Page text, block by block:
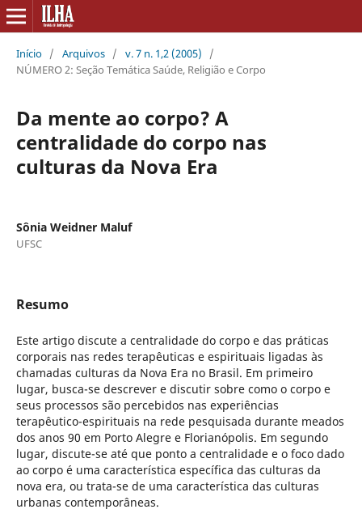
Início / Arquivos / v. 7 n. 1,2 (2005)
/
NÚMERO 2: Seção Temática Saúde, Religião e Corpo
Da mente ao corpo? A
centralidade do corpo nas
culturas da Nova Era
Sônia Weidner Maluf
UFSC
Resumo
Este artigo discute a centralidade do corpo e das práticas
corporais nas redes terapêuticas e espirituais ligadas às
chamadas culturas da Nova Era no Brasil. Em primeiro
lugar, busca-se descrever e discutir sobre como o corpo e
seus processos são percebidos nas experiências
terapêutico-espirituais na rede pesquisada durante meados
dos anos 90 em Porto Alegre e Florianópolis. Em segundo
lugar, discute-se até que ponto a centralidade e o foco dado
ao corpo é uma característica específica das culturas da
nova era, ou trata-se de uma característica das culturas
urbanas contemporâneas.